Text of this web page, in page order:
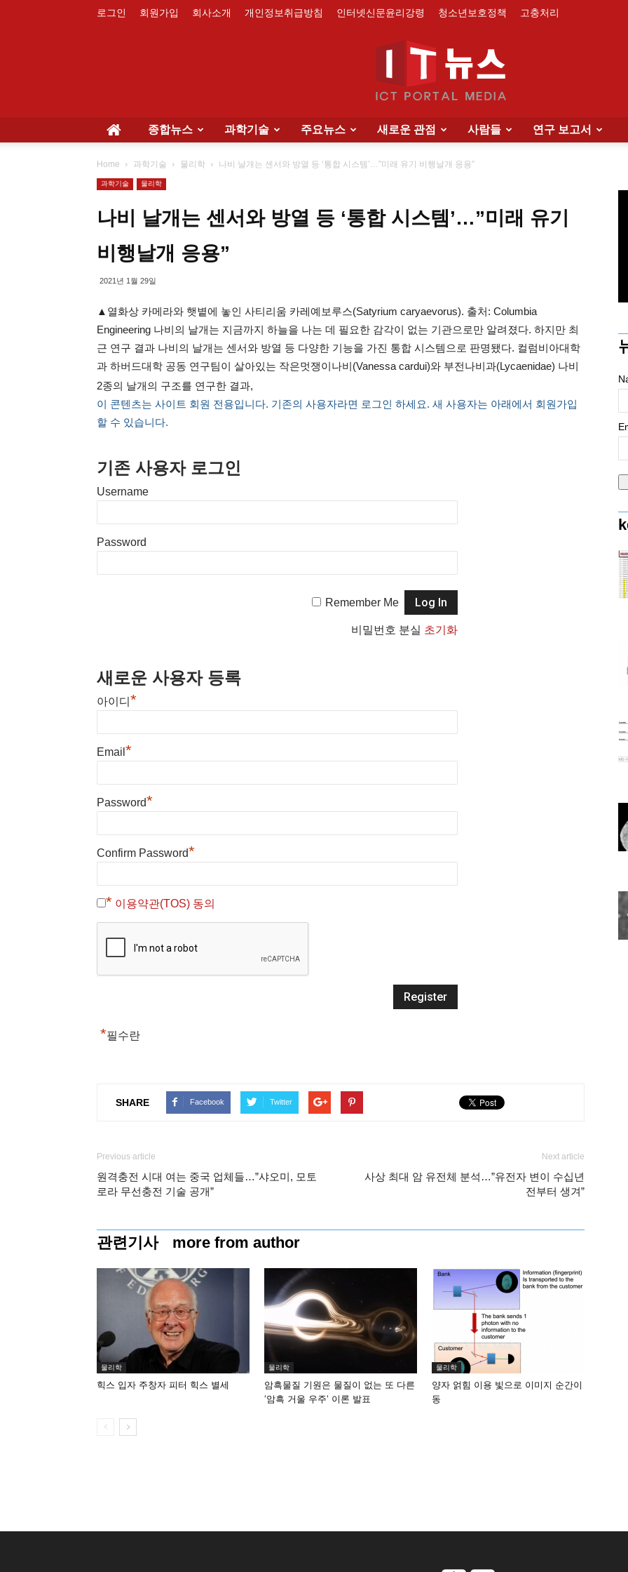
로그인 회원가입 회사소개 개인정보취급방침 인터넷신문윤리강령 청소년보호정책 고충처리
종합뉴스 과학기술 주요뉴스 새로운 관점 사람들 연구 보고서
Home 과학기술 물리학 나비 날개는 센서와 방열 등 ‘통합 시스템’…”미래 유기 비행날개 응용”
과학기술 물리학
나비 날개는 센서와 방열 등 ‘통합 시스템’…”미래 유기
비행날개 응용”
2021년 1월 29일
▲열화상 카메라와 햇볕에 놓인 사티리움 카레예보루스(Satyrium caryaevorus). 출처: Columbia
Engineering 나비의 날개는 지금까지 하늘을 나는 데 필요한 감각이 없는 기관으로만 알려졌다. 하지만 최
근 연구 결과 나비의 날개는 센서와 방열 등 다양한 기능을 가진 통합 시스템으로 판명됐다. 컬럼비아대학
과 하버드대학 공동 연구팀이 살아있는 작은멋쟁이나비(Vanessa cardui)와 부전나비과(Lycaenidae) 나비
2종의 날개의 구조를 연구한 결과,
이 콘텐츠는 사이트 회원 전용입니다. 기존의 사용자라면 로그인 하세요. 새 사용자는 아래에서 회원가입
할 수 있습니다.
기존 사용자 로그인
Username
Password
Remember Me
비밀번호 분실 초기화
새로운 사용자 등록
아이디 *
Email *
Password*
Confirm Password*
* 이용약관(TOS) 동의
*필수란
SHARE Facebook Twitter
Previous article
원격충전 시대 여는 중국 업체들…”샤오미, 모토
로라 무선충전 기술 공개”
Next article
사상 최대 암 유전체 분석…”유전자 변이 수십년
전부터 생겨”
관련기사 more from author
물리학
힉스 입자 주창자 피터 힉스 별세
물리학
암흑물질 기원은 물질이 없는 또 다른
‘암흑 거울 우주‘ 이론 발표
물리학
양자 얽힘 이용 빛으로 이미지 순간이
동